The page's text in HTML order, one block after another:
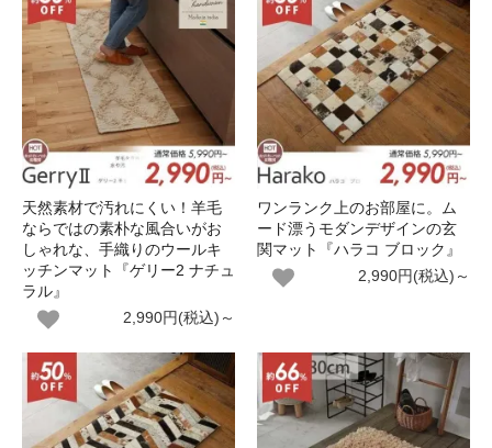
天然素材で汚れにくい！羊毛
ならではの素朴な風合いがお
しゃれな、手織りのウールキ
ッチンマット『ゲリー2 ナチュ
ラル』
2,990円(税込)～
ワンランク上のお部屋に。ム
ード漂うモダンデザインの玄
関マット『ハラコ ブロック』
2,990円(税込)～